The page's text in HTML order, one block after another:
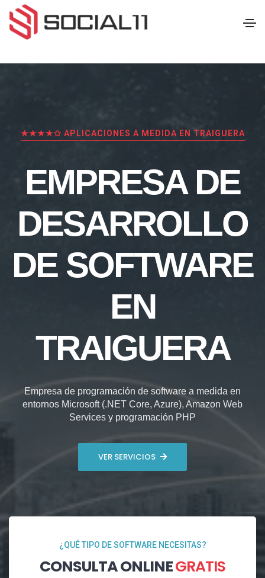
★★★★✩ APLICACIONES A MEDIDA EN TRAIGUERA
EMPRESA DE
DESARROLLO
DE SOFTWARE
EN
TRAIGUERA
Empresa de programación de software a medida en
entornos Microsoft (.NET Core, Azure), Amazon Web
Services y programación PHP
VER SERVICIOS
¿QUÉ TIPO DE SOFTWARE NECESITAS?
CONSULTA ONLINEGRATIS